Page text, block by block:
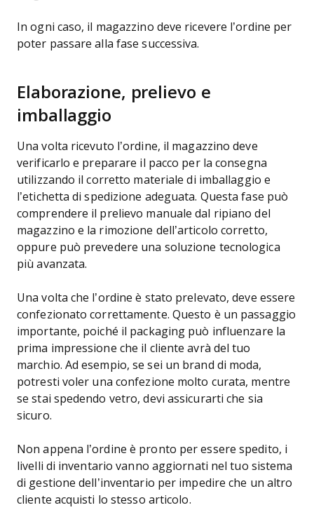
In ogni caso, il magazzino deve ricevere l’ordine per
poter passare alla fase successiva.
Elaborazione, prelievo e
imballaggio
Una volta ricevuto l’ordine, il magazzino deve
verificarlo e preparare il pacco per la consegna
utilizzando il corretto materiale di imballaggio e
l’etichetta di spedizione adeguata. Questa fase può
comprendere il prelievo manuale dal ripiano del
magazzino e la rimozione dell’articolo corretto,
oppure può prevedere una soluzione tecnologica
più avanzata.
Una volta che l’ordine è stato prelevato, deve essere
confezionato correttamente. Questo è un passaggio
importante, poiché il packaging può influenzare la
prima impressione che il cliente avrà del tuo
marchio. Ad esempio, se sei un brand di moda,
potresti voler una confezione molto curata, mentre
se stai spedendo vetro, devi assicurarti che sia
sicuro.
Non appena l’ordine è pronto per essere spedito, i
livelli di inventario vanno aggiornati nel tuo sistema
di gestione dell’inventario per impedire che un altro
cliente acquisti lo stesso articolo.